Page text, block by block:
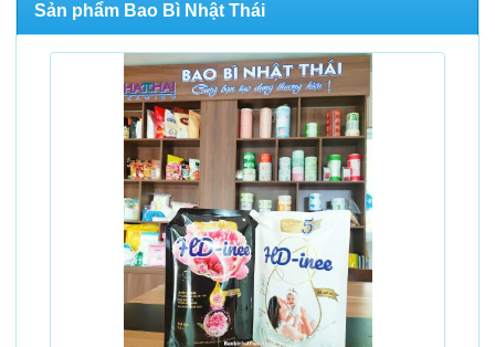
Sản phẩm Bao Bì Nhật Thái